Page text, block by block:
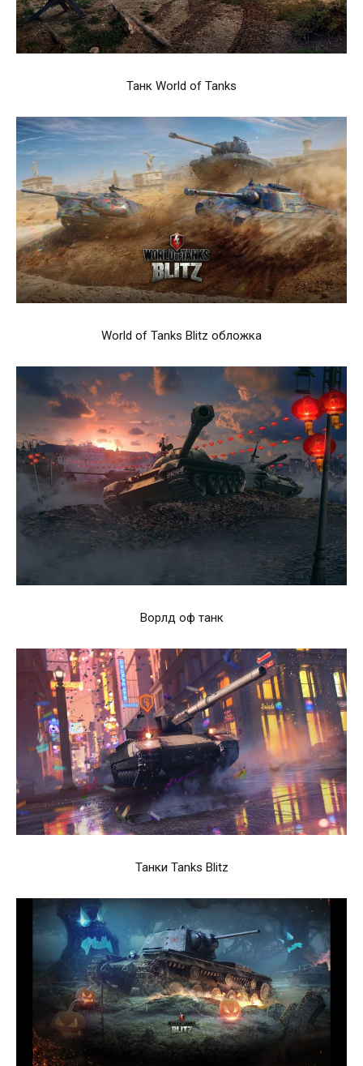
Танк World of Tanks
World of Tanks Blitz обложка
Ворлд оф танк
Танки Tanks Blitz